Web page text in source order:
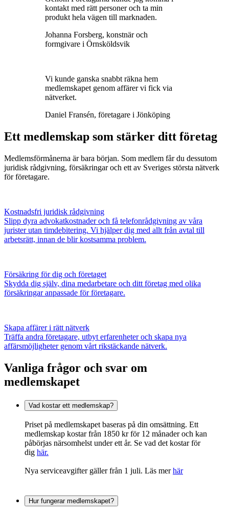
kontakt med rätt personer och ta min
produkt hela vägen till marknaden.
Johanna Forsberg, konstnär och
formgivare i Örnsköldsvik
Vi kunde ganska snabbt räkna hem
medlemskapet genom affärer vi fick via
nätverket.
Daniel Fransén, företagare i Jönköping
Ett medlemskap som stärker ditt företag
Medlemsförmånerna är bara början. Som medlem får du dessutom
juridisk rådgivning, försäkringar och ett av Sveriges största nätverk
för företagare.
Kostnadsfri juridisk rådgivning
Slipp dyra advokatkostnader och få telefonrådgivning av våra
jurister utan timdebitering. Vi hjälper dig med allt från avtal till
arbetsrätt, innan de blir kostsamma problem.
Försäkring för dig och företaget
Skydda dig själv, dina medarbetare och ditt företag med olika
försäkringar anpassade för företagare.
Skapa affärer i rätt nätverk
Träffa andra företagare, utbyt erfarenheter och skapa nya
affärsmöjligheter genom vårt rikstäckande nätverk.
Vanliga frågor och svar om
medlemskapet
Vad kostar ett medlemskap?
Priset på medlemskapet baseras på din omsättning. Ett
medlemskap kostar från 1850 kr för 12 månader och kan
påbörjas närsomhelst under ett år. Se vad det kostar för
dig här.
Nya serviceavgifter gäller från 1 juli. Läs merhär
Hur fungerar medlemskapet?